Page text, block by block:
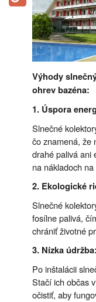
Výhody
ohrev bazéna:
1. Úspora
Slnečné
čo znamená, že
drahé palivá ani
na nákladoch
2. Ekologické
Slnečné
fosílne palivá,
chrániť životné
3. Nízka údržba:
Po inštalácii
Stačí ich občas
očistiť, aby